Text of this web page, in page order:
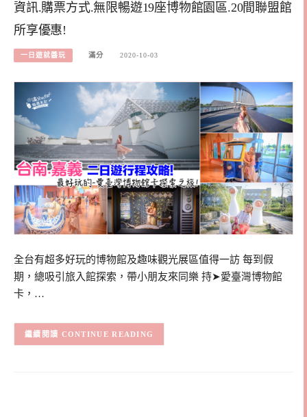
資訊.購票方式.無限暢遊19座博物館園區.20間聯盟館
所享優惠!
一日遊就醬玩 滿分 2020-10-03
全台有超多好玩的博物館及趣味觀光展區值得一訪 每到假
期，總吸引旅入館探索，帶小朋友來同樂 持➤愛臺灣博物館
卡，…
CONTINUE READING